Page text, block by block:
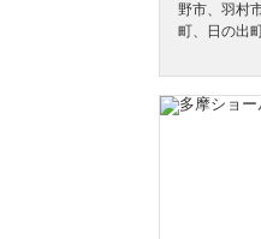
野市、羽村
町、日の出